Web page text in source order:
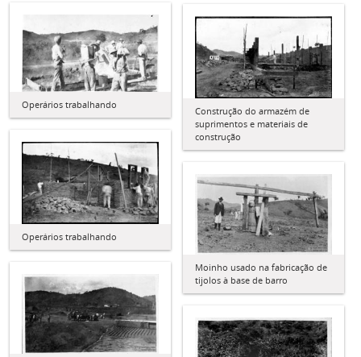
Operários trabalhando
Construção do armazém de
suprimentos e materiais de
construção
Operários trabalhando
Moinho usado na fabricação de
tijolos à base de barro